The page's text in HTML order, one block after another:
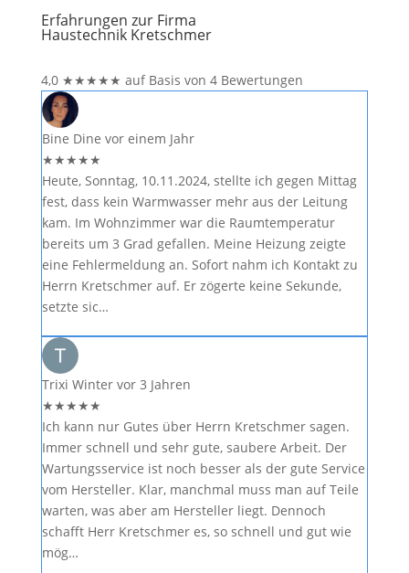
Erfahrungen zur Firma
Haustechnik Kretschmer
4,0 ★★★★★ auf Basis von 4 Bewertungen
Bine Dine vor einem Jahr
★★★★★
Heute, Sonntag, 10.11.2024, stellte ich gegen Mittag
fest, dass kein Warmwasser mehr aus der Leitung
kam. Im Wohnzimmer war die Raumtemperatur
bereits um 3 Grad gefallen. Meine Heizung zeigte
eine Fehlermeldung an. Sofort nahm ich Kontakt zu
Herrn Kretschmer auf. Er zögerte keine Sekunde,
setzte sic…
Trixi Winter vor 3 Jahren
★★★★★
Ich kann nur Gutes über Herrn Kretschmer sagen.
Immer schnell und sehr gute, saubere Arbeit. Der
Wartungsservice ist noch besser als der gute Service
vom Hersteller. Klar, manchmal muss man auf Teile
warten, was aber am Hersteller liegt. Dennoch
schafft Herr Kretschmer es, so schnell und gut wie
mög…